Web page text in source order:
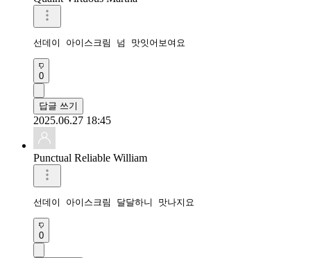
선데이 아이스크림 넘 맛잇어보여요
0
답글 쓰기
2025.06.27 18:45
Punctual Reliable William
선데이 아이스크림 달달하니 맛나지요
0